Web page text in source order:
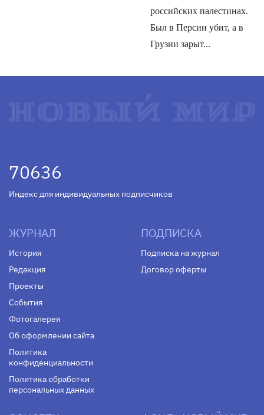
российских палестинах.
Был в Персии убит, а в
Грузии зарыт...
70636
Индекс для индивидуальных подписчиков
ЖУРНАЛ
История
Редакция
Проекты
События
Фотогалерея
Об оформлении сайта
Политика
конфиденциальности
Политика обработки
персональных данных
ПОДПИСКА
Подписка на журнал
Договор оферты